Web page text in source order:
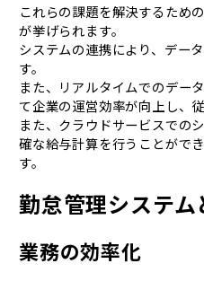
これらの課題を解決するため
が挙げられます。
システムの連携により、デー
す。
また、リアルタイムでのデー
て企業の運営効率が向上し、
また、クラウドサービスでの
確な給与計算を行うことがで
す。
勤怠管理システ
業務の効率化